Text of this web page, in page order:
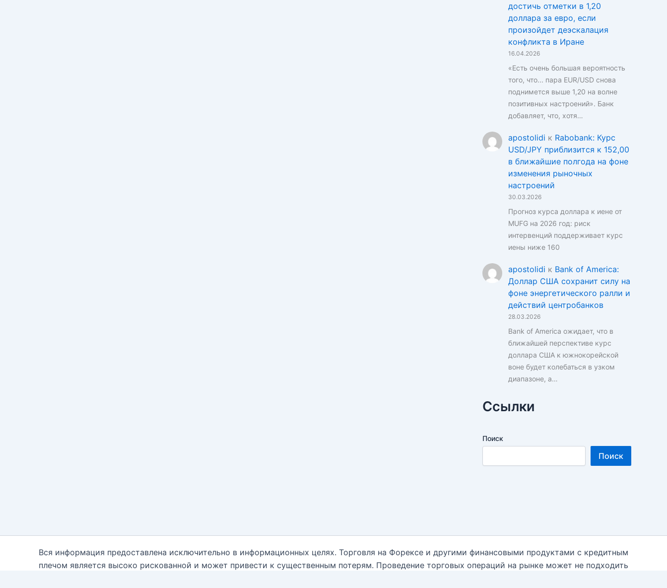
достичь отметки в 1,20
доллара за евро, если
произойдет деэскалация
конфликта в Иране
16.04.2026
«Есть очень большая вероятность
того, что... пара EUR/USD снова
поднимется выше 1,20 на волне
позитивных настроений». Банк
добавляет, что, хотя…
apostolidi к Rabobank: Курс
USD/JPY приблизится к 152,00
в ближайшие полгода на фоне
изменения рыночных
настроений
30.03.2026
Прогноз курса доллара к иене от
MUFG на 2026 год: риск
интервенций поддерживает курс
иены ниже 160
apostolidi к Bank of America:
Доллар США сохранит силу на
фоне энергетического ралли и
действий центробанков
28.03.2026
Bank of America ожидает, что в
ближайшей перспективе курс
доллара США к южнокорейской
воне будет колебаться в узком
диапазоне, а…
Ссылки
Поиск
Поиск
Вся информация предоставлена исключительно в информационных целях. Торговля на Форексе и другими финансовыми продуктами с кредитным
плечом является высоко рискованной и может привести к существенным потерям. Проведение торговых операций на рынке может не подходить